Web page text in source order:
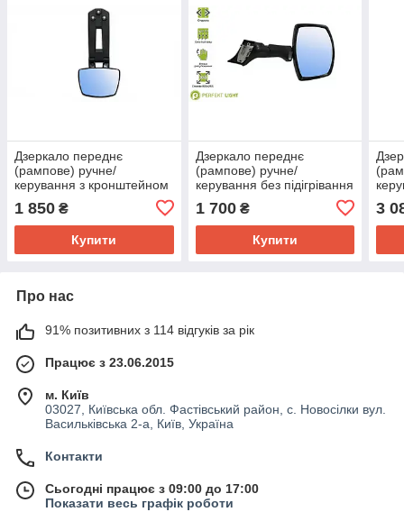
Дзеркало переднє
(рампове) ручне/
керування з кронштейном
і кришкою Volvo FH4 ZL01-
51-035B
1 850 ₴
Купити
Дзеркало переднє
(рампове) ручне/
керування без підігрівання
1 700₴
Купити
3
Про нас
91% позитивних з 114 відгуків за рік
Працює з 23.06.2015
м. Київ
03027, Київська обл. Фастівський район, с. Новосілки вул.
Васильківська 2-а, Київ, Україна
Контакти
Сьогодні працює з 09:00 до 17:00
Показати весь графік роботи